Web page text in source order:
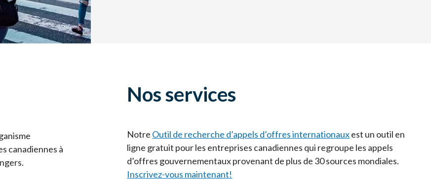
canadiennes à
Nos services
Notre Outil de recherche d’appels d’offres internationauxest un outil en
ligne gratuit pour les entreprises canadiennes qui regroupe les appels
d’offres gouvernementaux provenant de plus de 30 sources mondiales.
Inscrivez-vous maintenant!